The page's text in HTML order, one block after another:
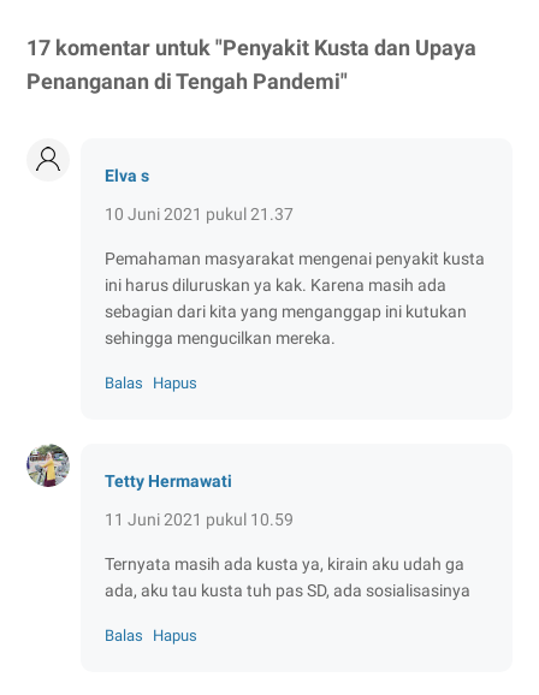
17 komentar untuk "Penyakit Kusta dan Upaya
Penanganan di Tengah Pandemi"
Elva s
10 Juni 2021 pukul 21.37
Pemahaman masyarakat mengenai penyakit kusta
ini harus diluruskan ya kak. Karena masih ada
sebagian dari kita yang menganggap ini kutukan
sehingga mengucilkan mereka.
Balas Hapus
Tetty Hermawati
11 Juni 2021 pukul 10.59
Ternyata masih ada kusta ya, kirain aku udah ga
ada, aku tau kusta tuh pas SD, ada sosialisasinya
Balas Hapus